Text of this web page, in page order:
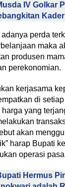
IV Golkar
perda
maka
produsen
perekonomian.
kerjasama
di
yang
akan
harap Bupati
operasi
Hermus